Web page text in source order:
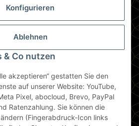
Konfigurieren
Ablehnen
& Co nutzen
akzeptieren“ gestatten Sie den
auf unserer Website: YouTube,
Pixel, abocloud, Brevo, PayPal
Ratenzahlung. Sie können die
(Fingerabdruck-Icon links